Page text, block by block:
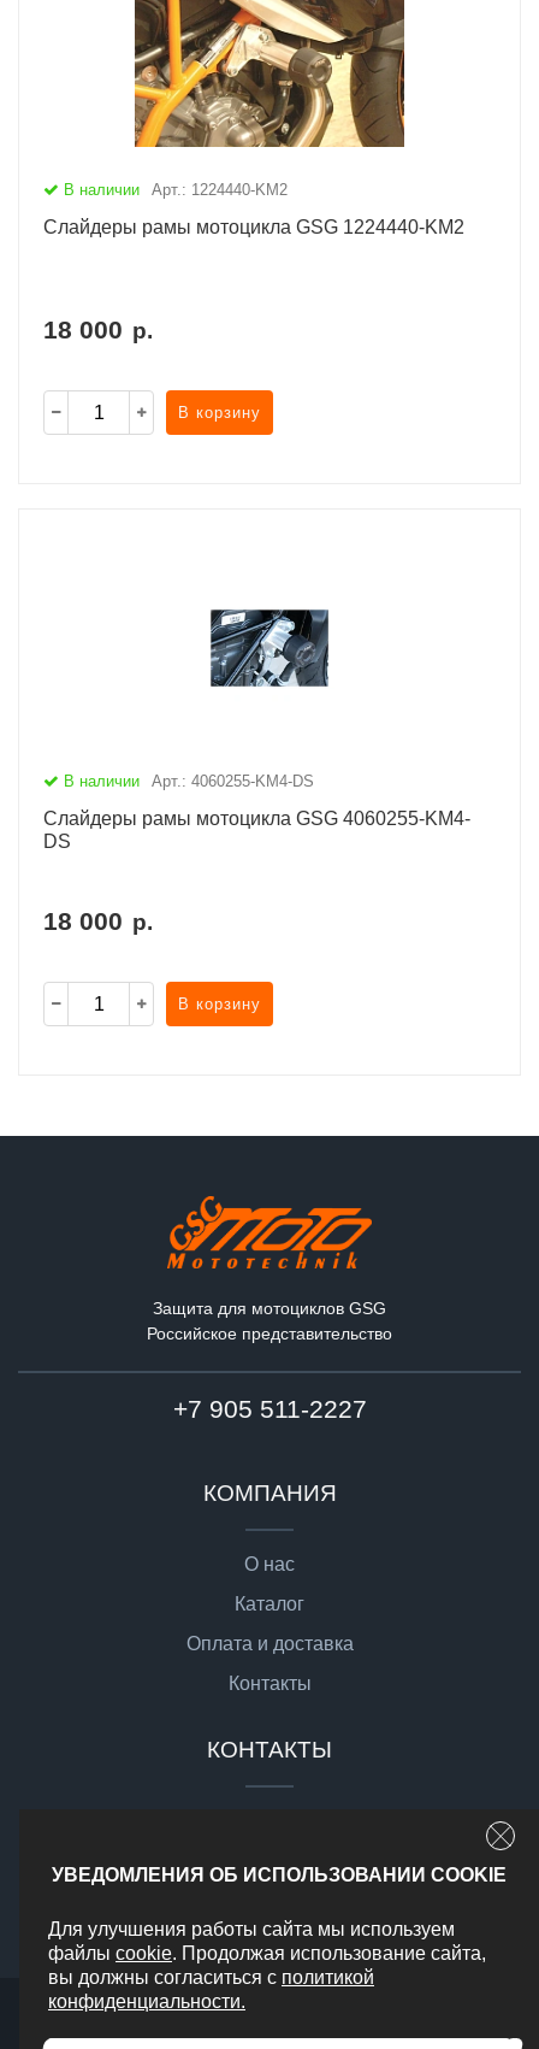
В наличии Арт.: 1224440-KM2
Слайдеры рамы мотоцикла GSG 1224440-KM2
18 000 р.
В корзину
В наличии Арт.: 4060255-KM4-DS
Слайдеры рамы мотоцикла GSG 4060255-KM4-
DS
18 000 р.
В корзину
Защита для мотоциклов GSG
Российское представительство
+7 905 511-2227
КОМПАНИЯ
О нас
Каталог
Оплата и доставка
Контакты
КОНТАКТЫ
Доставка по РФ
Политика конфиденциальности
Карта сайта
УВЕДОМЛЕНИЯ ОБ ИСПОЛЬЗОВАНИИ COOKIE
Для улучшения работы сайта мы используем
файлы cookie. Продолжая использование сайта,
вы должны согласиться с политикой
конфиденциальности.